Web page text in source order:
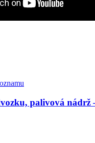
palivová nádrž